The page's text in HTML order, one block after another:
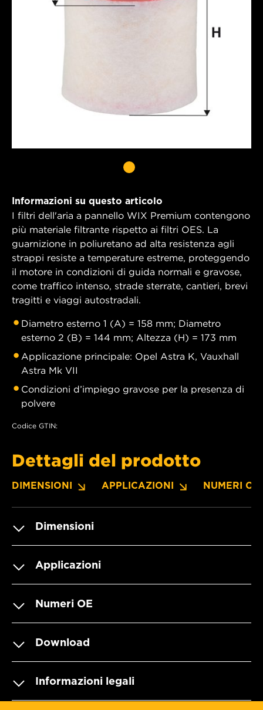
Informazioni su questo articolo
I filtri dell'aria a pannello WIX Premium contengono
più materiale filtrante rispetto ai filtri OES. La
guarnizione in poliuretano ad alta resistenza agli
strappi resiste a temperature estreme, proteggendo
il motore in condizioni di guida normali e gravose,
come traffico intenso, strade sterrate, cantieri, brevi
tragitti e viaggi autostradali.
Diametro esterno 1 (A) = 158 mm; Diametro
esterno 2 (B) = 144 mm; Altezza (H) = 173 mm
Applicazione principale: Opel Astra K, Vauxhall
Astra Mk VII
Condizioni d’impiego gravose per la presenza di
polvere
Codice GTIN:
Dettagli del prodotto
DIMENSIONI APPLICAZIONI NUMERI OE
Dimensioni
Applicazioni
Numeri OE
Download
Informazioni legali